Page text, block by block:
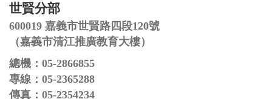
世賢分部
600019 嘉義市世賢路四段120號
（嘉義市清江推廣教育大樓）
總機：05-2866855
專線：05-2365288
傳真：05-2354234